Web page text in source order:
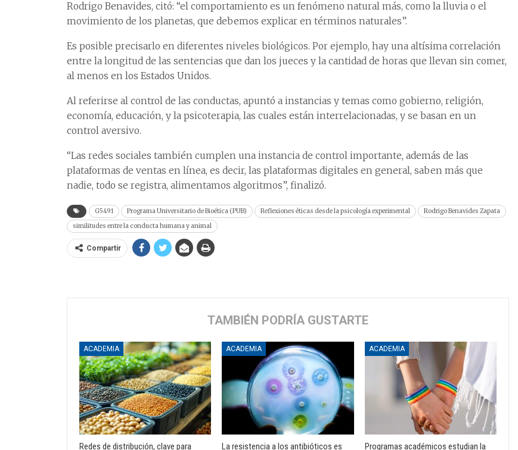
Rodrigo Benavides, citó: “el comportamiento es un fenómeno natural más, como la lluvia o el
movimiento de los planetas, que debemos explicar en términos naturales”.
Es posible precisarlo en diferentes niveles biológicos. Por ejemplo, hay una altísima correlación
entre la longitud de las sentencias que dan los jueces y la cantidad de horas que llevan sin comer,
al menos en los Estados Unidos.
Al referirse al control de las conductas, apuntó a instancias y temas como gobierno, religión,
economía, educación, y la psicoterapia, las cuales están interrelacionadas, y se basan en un
control aversivo.
“Las redes sociales también cumplen una instancia de control importante, además de las
plataformas de ventas en línea, es decir, las plataformas digitales en general, saben más que
nadie, todo se registra, alimentamos algoritmos”, finalizó.
G5491 Programa Universitario de Bioética (PUB) Reflexiones éticas desde la psicología experimental
Rodrigo Benavides Zapata
similitudes entre la conducta humana y animal
Compartir
TAMBIÉN PODRÍA GUSTARTE
ACADEMIA
Redes de distribución, clave para
ACADEMIA
La resistencia a los antibióticos es
ACADEMIA
Programas académicos estudian la